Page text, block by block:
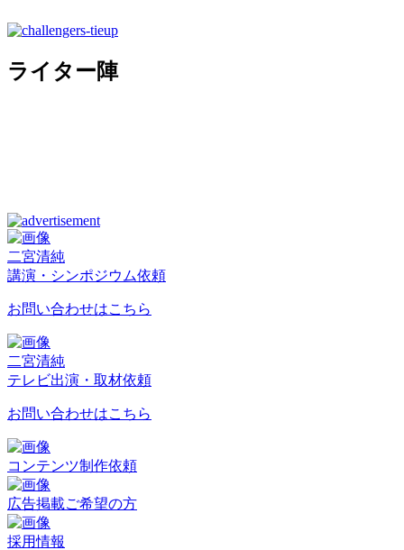
ライター陣
二宮清純
講演・シンポジウム依頼
お問い合わせはこちら
二宮清純
テレビ出演・取材依頼
お問い合わせはこちら
コンテンツ制作依頼
広告掲載ご希望の方
採用情報